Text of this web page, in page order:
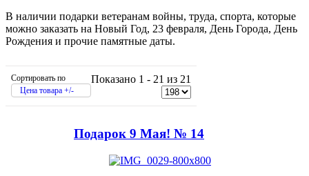
В наличии подарки ветеранам войны, труда, спорта, которые
можно заказать на Новый Год, 23 февраля, День Города, День
Рождения и прочие памятные даты.
Сортировать по
Цена товара +/-
Показано 1 - 21 из 21
Подарок 9 Мая! № 14